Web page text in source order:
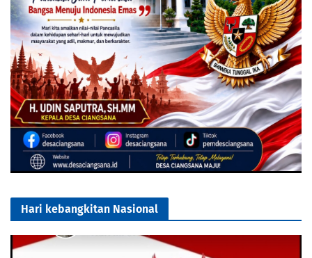
Hari kebangkitan Nasional